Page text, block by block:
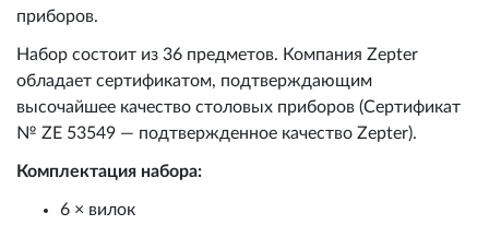
приборов.
Набор состоит из 36 предметов. Компания Zepter
обладает сертификатом, подтверждающим
высочайшее качество столовых приборов (Сертификат
№ ZE 53549 — подтвержденное качество Zepter).
Комплектация набора:
6 × вилок